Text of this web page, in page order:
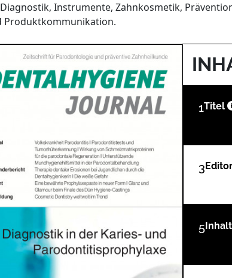
Instrumente, Zahnkosmetik,
Produktkommunikation.
1Titel
3
5Inhalt